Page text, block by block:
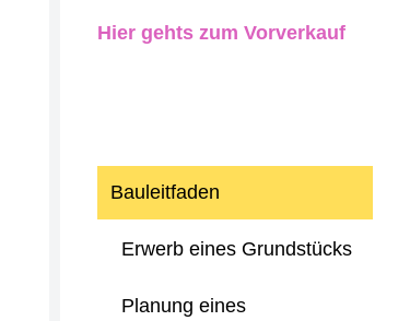
Bauleitfaden
Erwerb eines Grundstücks
Planung eines
Hier gehts zum Vorverkauf